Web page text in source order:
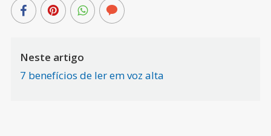
Neste artigo
7 benefícios de ler em voz alta